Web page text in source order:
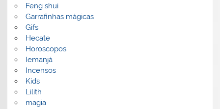
Feng shui
Garrafinhas mágicas
Gifs
Hecate
Horoscopos
Iemanjá
Incensos
Kids
Lilith
magia